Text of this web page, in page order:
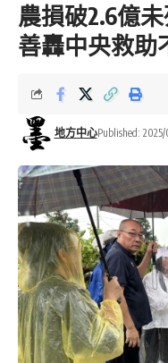
農損破2.6億
善轟中央救助
地方中心Published: 2025/